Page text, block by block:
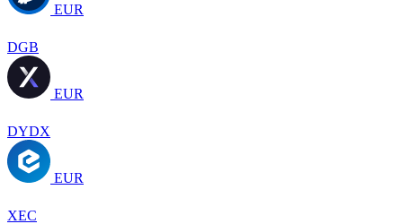
EUR
DGB
EUR
DYDX
EUR
XEC